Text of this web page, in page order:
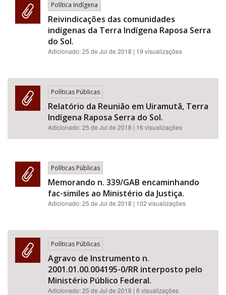
Política Indígena
Reivindicações das comunidades
indígenas da Terra Indígena Raposa Serra
do Sol.
Adicionado:25 de Jul de 2018 | 19 visualizações
Políticas Públicas
Relatório da Reunião em Uiramutã, Terra
Indígena Raposa Serra do Sol.
Adicionado:25 de Jul de 2018 | 16 visualizações
Políticas Públicas
Memorando n. 339/GAB encaminhando
fac-similes ao Ministério da Justiça.
Adicionado:25 de Jul de 2018 | 102 visualizações
Políticas Públicas
Agravo de Instrumento n.
2001.01.00.004195-0/RR interposto pelo
Ministério Público Federal.
Adicionado:25 de Jul de 2018 | 6 visualizações